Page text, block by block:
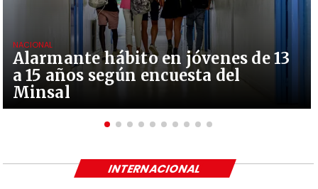
Alarmante hábito en jóvenes de 13
a 15 años según encuesta del
Minsal
NACIONAL
INTERNACIONAL